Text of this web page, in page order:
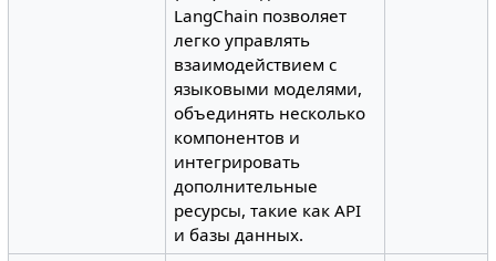
LangChain позволяет
легко управлять
взаимодействием с
языковыми моделями,
объединять несколько
компонентов и
интегрировать
дополнительные
ресурсы, такие как API
и базы данных.